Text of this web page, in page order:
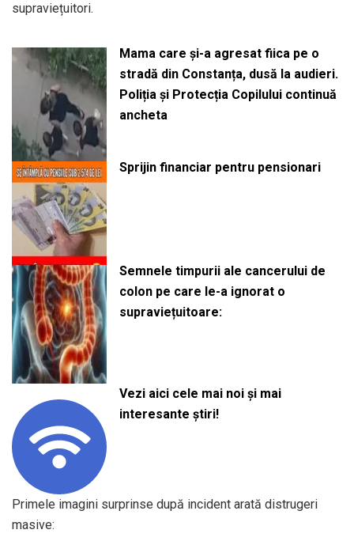
supraviețuitori.
Mama care și-a agresat fiica pe o
stradă din Constanța, dusă la audieri.
Poliția și Protecția Copilului continuă
ancheta
Sprijin financiar pentru pensionari
Semnele timpurii ale cancerului de
colon pe care le-a ignorat o
supraviețuitoare:
Vezi aici cele mai noi și mai
interesante știri!
Primele imagini surprinse după incident arată distrugeri
masive: